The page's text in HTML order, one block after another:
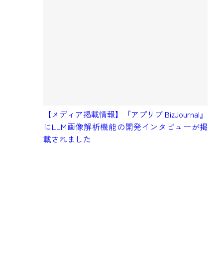
【メディア掲載情報】『アプリブ BizJournal』
にLLM画像解析機能の開発インタビューが掲
載されました